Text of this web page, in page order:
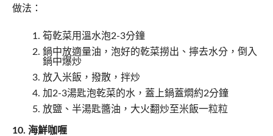
做法：
筍乾菜用溫水泡2-3分鐘
鍋中放適量油，泡好的乾菜撈出、擰去水分，倒入
鍋中爆炒
放入米飯，撥散，拌炒
加2-3湯匙泡乾菜的水，蓋上鍋蓋燜約2分鐘
放鹽、半湯匙醬油，大火翻炒至米飯一粒粒
10. 海鮮咖喱